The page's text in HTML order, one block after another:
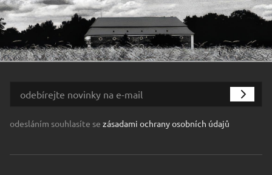
odesláním souhlasíte se zásadami ochrany osobních údajů